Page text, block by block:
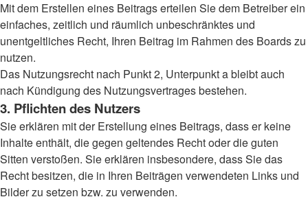
Mit dem Erstellen eines Beitrags erteilen Sie dem Betreiber ein
einfaches, zeitlich und räumlich unbeschränktes und
unentgeltliches Recht, Ihren Beitrag im Rahmen des Boards zu
nutzen.
Das Nutzungsrecht nach Punkt 2, Unterpunkt a bleibt auch
nach Kündigung des Nutzungsvertrages bestehen.
3. Pflichten des Nutzers
Sie erklären mit der Erstellung eines Beitrags, dass er keine
Inhalte enthält, die gegen geltendes Recht oder die guten
Sitten verstoßen. Sie erklären insbesondere, dass Sie das
Recht besitzen, die in Ihren Beiträgen verwendeten Links und
Bilder zu setzen bzw. zu verwenden.